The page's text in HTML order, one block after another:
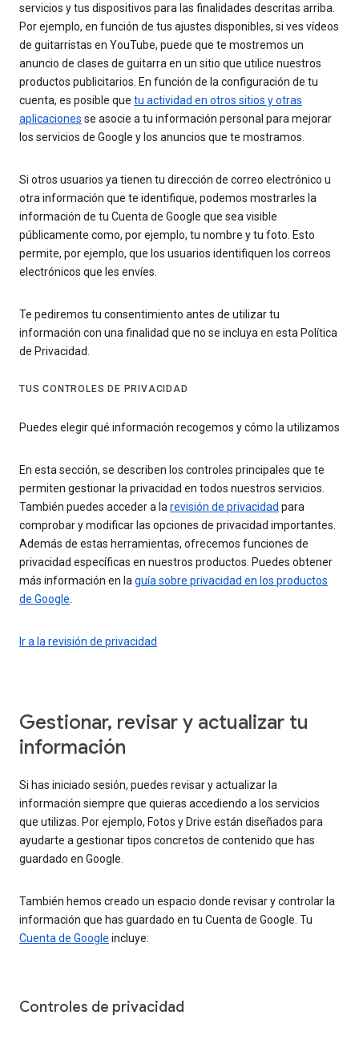
servicios y tus dispositivos para las finalidades descritas arriba.
Por ejemplo, en función de tus ajustes disponibles, si ves vídeos
de guitarristas en YouTube, puede que te mostremos un
anuncio de clases de guitarra en un sitio que utilice nuestros
productos publicitarios. En función de la configuración de tu
cuenta, es posible que tu actividad en otros sitios y otras
aplicaciones se asocie a tu información personal para mejorar
los servicios de Google y los anuncios que te mostramos.
Si otros usuarios ya tienen tu dirección de correo electrónico u
otra información que te identifique, podemos mostrarles la
información de tu Cuenta de Google que sea visible
públicamente como, por ejemplo, tu nombre y tu foto. Esto
permite, por ejemplo, que los usuarios identifiquen los correos
electrónicos que les envíes.
Te pediremos tu consentimiento antes de utilizar tu
información con una finalidad que no se incluya en esta Política
de Privacidad.
TUS CONTROLES DE PRIVACIDAD
Puedes elegir qué información recogemos y cómo la utilizamos
En esta sección, se describen los controles principales que te
permiten gestionar la privacidad en todos nuestros servicios.
También puedes acceder a la revisión de privacidad para
comprobar y modificar las opciones de privacidad importantes.
Además de estas herramientas, ofrecemos funciones de
privacidad específicas en nuestros productos. Puedes obtener
más información en la guía sobre privacidad en los productos
de Google
Ir a la revisión de privacidad
Gestionar, revisar y actualizar tu
información
Si has iniciado sesión, puedes revisar y actualizar la
información siempre que quieras accediendo a los servicios
que utilizas. Por ejemplo, Fotos y Drive están diseñados para
ayudarte a gestionar tipos concretos de contenido que has
guardado en Google.
También hemos creado un espacio donde revisar y controlar la
información que has guardado en tu Cuenta de Google. Tu
Cuenta de Google incluye:
Controles de privacidad